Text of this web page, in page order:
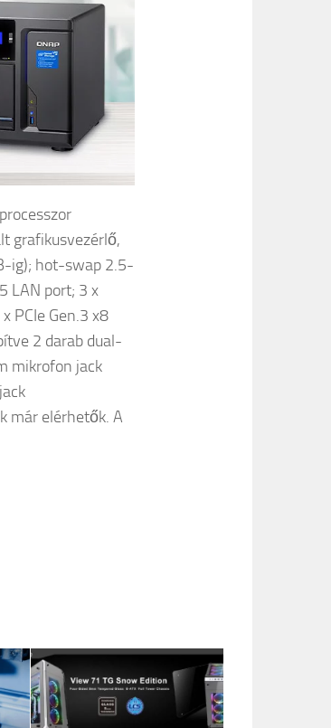
grafikusvezérlő,
ig); hot-swap 2.5-
LAN port; 3 x
PCIe Gen.3 x8
2 darab dual-
mikrofon jack
már elérhetők. A